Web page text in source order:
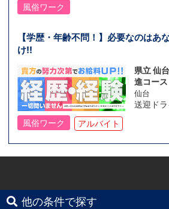
風俗ワーク
【学歴・年齢不問！】必要なのはあ
け!!
県立 仙
進コース
仙台
送迎ド
風俗ワーク
アルバイト
他の条件で探す